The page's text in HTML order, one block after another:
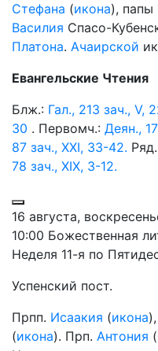
Стефана (икона),
Василия Спасо-
Платона. Ачаирской
Евангельские Чтения
Блж.: Гал., 213 зач., V,
30 . Первомч.: Деян.,
87 зач., XXI, 33-42.
78 зач., XIX, 3-12.
16 августа,
10:00 Божественная
Неделя 11-я по
Успенский пост.
Прпп. Исаакия (икона),
(икона). Прп. Антония (